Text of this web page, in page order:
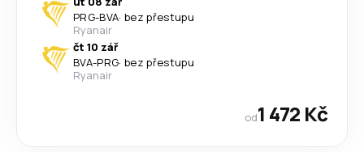
PRG-BVA· bez přestupu
Ryanair
čt 10 zář
BVA-PRG· bez přestupu
Ryanair
od1 472 Kč